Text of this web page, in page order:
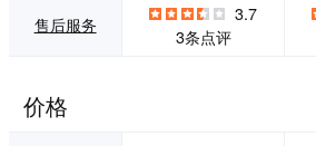
售后服务
3.7
3条点评
价格